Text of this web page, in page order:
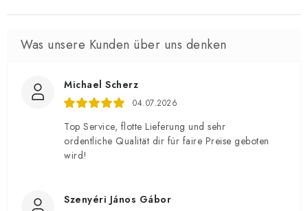
Michael Scherz
04.07.2026
Top Service, flotte Lieferung und sehr
ordentliche Qualität dir für faire Preise geboten
wird!
Szenyéri János Gábor